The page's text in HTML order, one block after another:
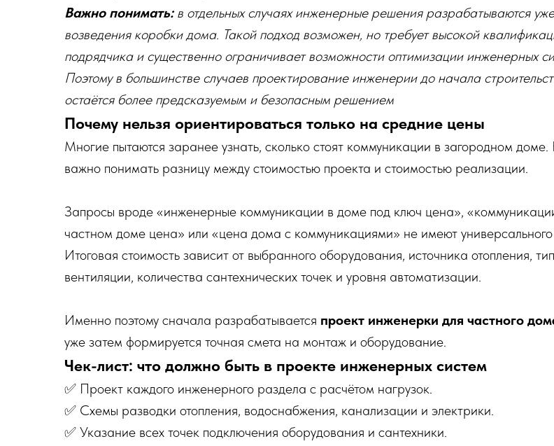
Важно понимать:в отдельных случаях инженерные решения разрабатываются
возведения коробки дома. Такой подход возможен, но требует высокой
подрядчика и существенно ограничивает возможности оптимизации инженерных
Поэтому в большинстве случаев проектирование инженерии до начала
остаётся более предсказуемым и безопасным решением
Почему нельзя ориентироваться только на средние цены
Многие пытаются заранее узнать, сколько стоят коммуникации в загородном
важно понимать разницу между стоимостью проекта и стоимостью реализации.
Запросы вроде «инженерные коммуникации в доме под ключ цена»,
частном доме цена» или «цена дома с коммуникациями» не имеют универсального
Итоговая стоимость зависит от выбранного оборудования, источника отопления,
вентиляции, количества сантехнических точек и уровня автоматизации.
Именно поэтому сначала разрабатывается проект инженерки для частного
уже затем формируется точная смета на монтаж и оборудование.
Чек-лист: что должно быть в проекте инженерных систем
✅ Проект каждого инженерного раздела с расчётом нагрузок.
✅ Схемы разводки отопления, водоснабжения, канализации и электрики.
✅ Указание всех точек подключения оборудования и сантехники.